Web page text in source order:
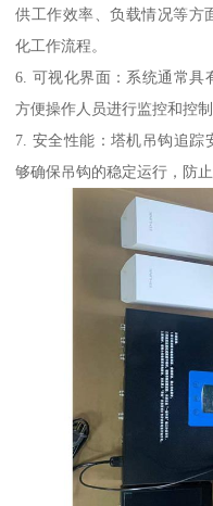
供工作效率、负载情况等方
化工作流程。
6. 可视化界面：系统通常具
方便操作人员进行监控和控制
7. 安全性能：塔机吊钩追踪
够确保吊钩的稳定运行，防